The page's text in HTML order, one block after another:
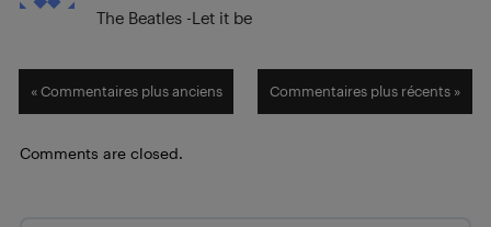
The Beatles -Let it be
« Commentaires plus anciens Commentaires plus récents »
Comments are closed.